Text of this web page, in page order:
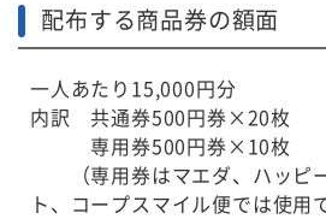
配布する商品券の額面
一人あたり15,000円分
内訳 共通券500円券×20枚
専用券500円券×10枚
（専用券はマエダ、ハッピ
ト、コープスマイル便では使用